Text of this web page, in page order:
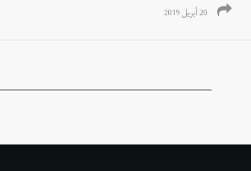
20 أبريل 2019